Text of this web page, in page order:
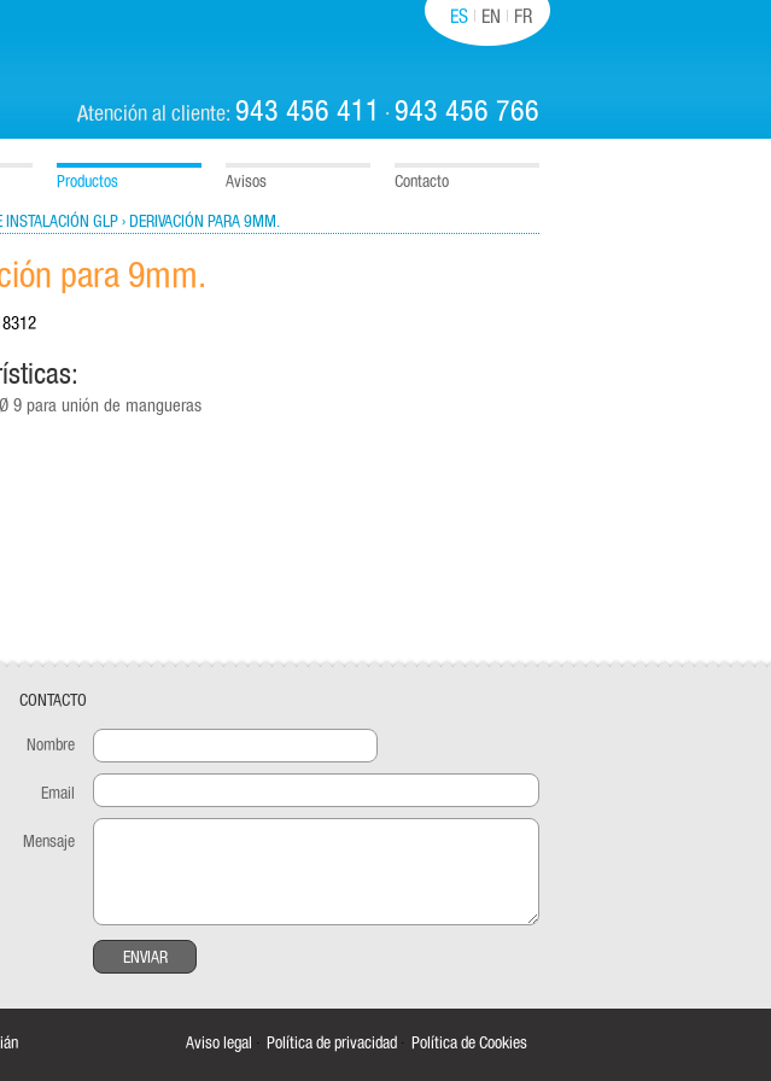
ES EN FR
Atención al cliente: 943 456 411 · 943 456 766
Productos Avisos Contacto
INSTALACIÓN GLP › DERIVACIÓN PARA 9MM.
para 9mm.
9 para unión de mangueras
CONTACTO
Nombre
Email
Mensaje
ENVIAR
Aviso legal · Política de privacidad · Política de Cookies